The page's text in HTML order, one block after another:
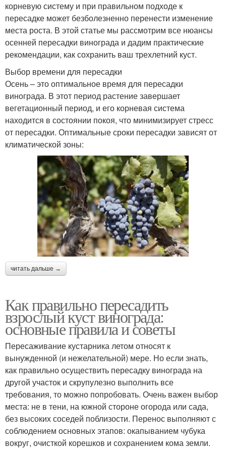
корневую систему и при правильном подходе к
пересадке может безболезненно перенести изменение
места роста. В этой статье мы рассмотрим все нюансы
осенней пересадки винограда и дадим практические
рекомендации, как сохранить ваш трехлетний куст.
Выбор времени для пересадки
Осень – это оптимальное время для пересадки
винограда. В этот период растение завершает
вегетационный период, и его корневая система
находится в состоянии покоя, что минимизирует стресс
от пересадки. Оптимальные сроки пересадки зависят от
климатической зоны:
читать дальше →
Как правильно пересадить
взрослый куст винограда:
основные правила и советы
Пересаживание кустарника летом относят к
вынужденной (и нежелательной) мере. Но если знать,
как правильно осуществить пересадку винограда на
другой участок и скрупулезно выполнить все
требования, то можно попробовать. Очень важен выбор
места: не в тени, на южной стороне огорода или сада,
без высоких соседей поблизости. Перенос выполняют с
соблюдением основных этапов: окапыванием чубука
вокруг, очисткой корешков и сохранением кома земли.